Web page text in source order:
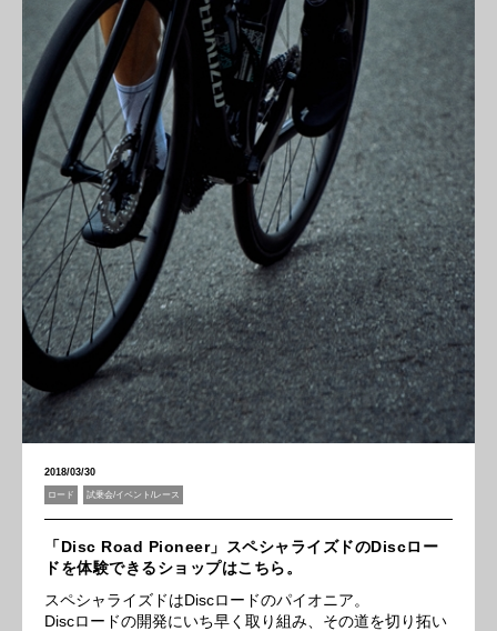
2018/03/30
ロード 試乗会/イベント/レース
「Disc Road Pioneer」スペシャライズドのDiscロー
ドを体験できるショップはこちら。
スペシャライズドはDiscロードのパイオニア。
Discロードの開発にいち早く取り組み、その道を切り拓い